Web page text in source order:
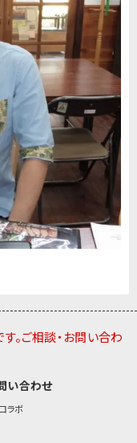
ご相談・お問い合わ
い合わせ
ラボ